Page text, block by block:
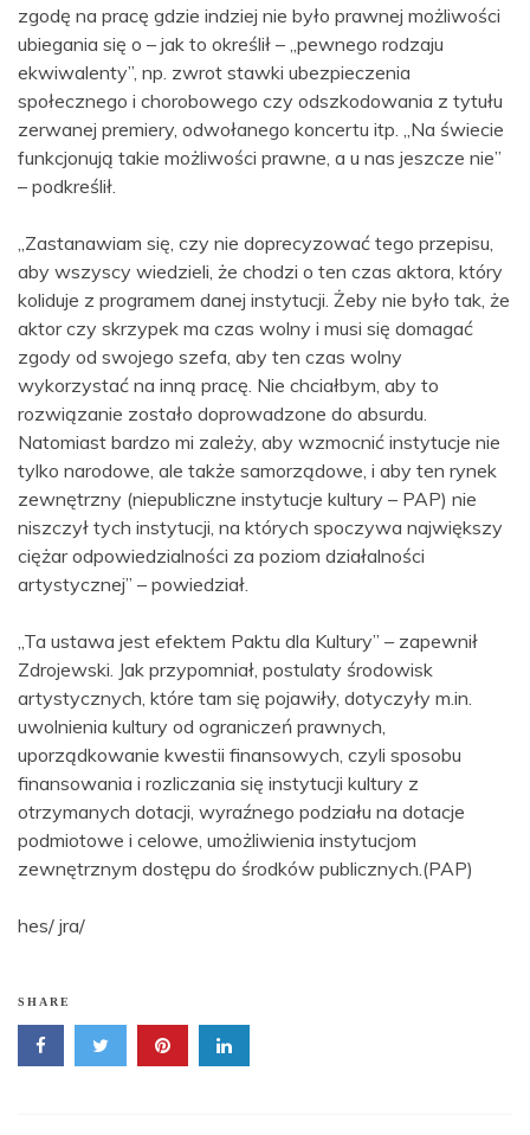
zgodę na pracę gdzie indziej nie było prawnej możliwości
ubiegania się o – jak to określił – „pewnego rodzaju
ekwiwalenty”, np. zwrot stawki ubezpieczenia
społecznego i chorobowego czy odszkodowania z tytułu
zerwanej premiery, odwołanego koncertu itp. „Na świecie
funkcjonują takie możliwości prawne, a u nas jeszcze nie”
– podkreślił.
„Zastanawiam się, czy nie doprecyzować tego przepisu,
aby wszyscy wiedzieli, że chodzi o ten czas aktora, który
koliduje z programem danej instytucji. Żeby nie było tak, że
aktor czy skrzypek ma czas wolny i musi się domagać
zgody od swojego szefa, aby ten czas wolny
wykorzystać na inną pracę. Nie chciałbym, aby to
rozwiązanie zostało doprowadzone do absurdu.
Natomiast bardzo mi zależy, aby wzmocnić instytucje nie
tylko narodowe, ale także samorządowe, i aby ten rynek
zewnętrzny (niepubliczne instytucje kultury – PAP) nie
niszczył tych instytucji, na których spoczywa największy
ciężar odpowiedzialności za poziom działalności
artystycznej” – powiedział.
„Ta ustawa jest efektem Paktu dla Kultury” – zapewnił
Zdrojewski. Jak przypomniał, postulaty środowisk
artystycznych, które tam się pojawiły, dotyczyły m.in.
uwolnienia kultury od ograniczeń prawnych,
uporządkowanie kwestii finansowych, czyli sposobu
finansowania i rozliczania się instytucji kultury z
otrzymanych dotacji, wyraźnego podziału na dotacje
podmiotowe i celowe, umożliwienia instytucjom
zewnętrznym dostępu do środków publicznych.(PAP)
hes/ jra/
SHARE